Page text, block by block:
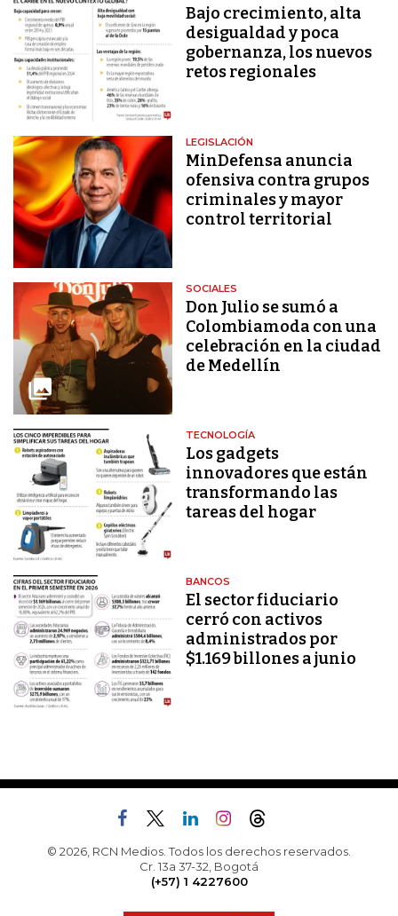
Bajo crecimiento, alta
desigualdad y poca
gobernanza, los nuevos
retos regionales
LEGISLACIÓN
MinDefensa anuncia
ofensiva contra grupos
criminales y mayor
control territorial
SOCIALES
Don Julio se sumó a
Colombiamoda con una
celebración en la ciudad
de Medellín
TECNOLOGÍA
Los gadgets
innovadores que están
transformando las
tareas del hogar
BANCOS
El sector fiduciario
cerró con activos
administrados por
$1.169 billones a junio
© 2026, RCN Medios. Todos los derechos reservados.
Cr. 13a 37-32, Bogotá
(+57) 1 4227600